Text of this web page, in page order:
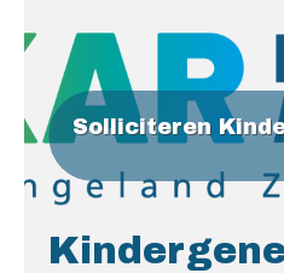
Solliciteren